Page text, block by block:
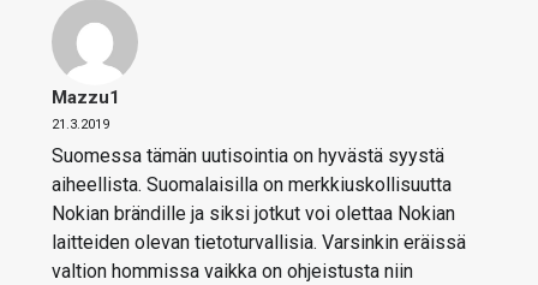
Mazzu1
21.3.2019
Suomessa tämän uutisointia on hyvästä syystä
aiheellista. Suomalaisilla on merkkiuskollisuutta
Nokian brändille ja siksi jotkut voi olettaa Nokian
laitteiden olevan tietoturvallisia. Varsinkin eräissä
valtion hommissa vaikka on ohjeistusta niin